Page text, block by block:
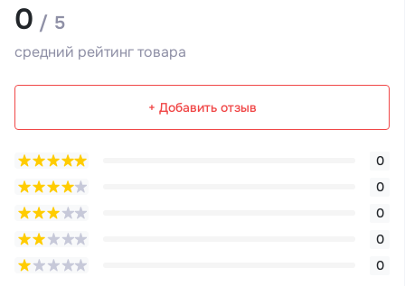
0 / 5
средний рейтинг товара
+ Добавить отзыв
0
0
0
0
0